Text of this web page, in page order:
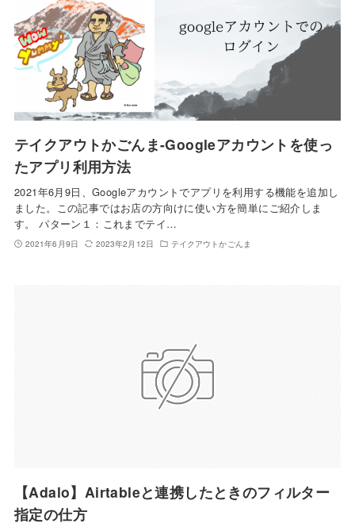
テイクアウトかごんま-Googleアカウントを使っ
たアプリ利用方法
2021年6月9日、Googleアカウントでアプリを利用する機能を追加し
ました。この記事ではお店の方向けに使い方を簡単にご紹介しま
す。 パターン１：これまでテイ…
2021年6月9日 2023年2月12日 テイクアウトかごんま
【Adalo】Airtableと連携したときのフィルター
指定の仕方